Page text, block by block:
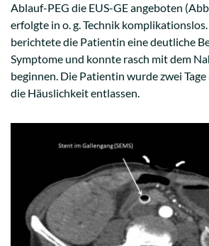
Ablauf-PEG die EUS-GE angeboten
erfolgte in o. g. Technik
berichtete die Patientin eine deutliche
Symptome und konnte rasch mit dem
beginnen. Die Patientin wurde zwei
die Häuslichkeit entlassen.